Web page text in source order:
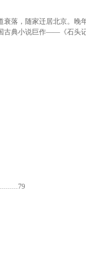
落，随家迁居北京。晚
古典小说巨作——《石头